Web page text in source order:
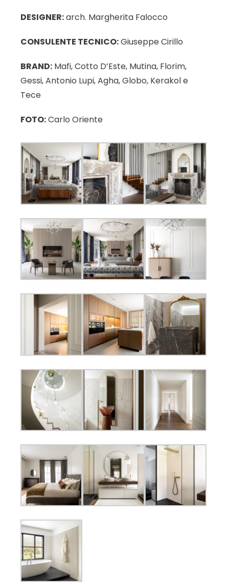
DESIGNER:arch. Margherita Falocco
CONSULENTE TECNICO:Giuseppe Cirillo
BRAND: Mafi, Cotto D’Este, Mutina, Florim,
Gessi, Antonio Lupi, Agha, Globo, Kerakol e
Tece
FOTO:Carlo Oriente